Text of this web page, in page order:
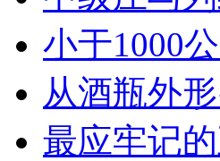
小于1000
从酒瓶外
最应牢记